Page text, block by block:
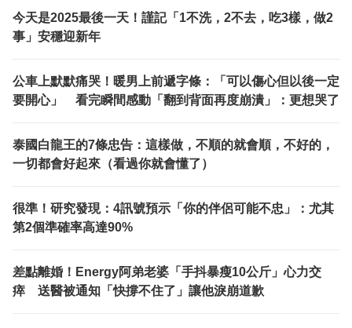
今天是2025最後一天！謹記「1不洗，2不去，吃3樣，做2
事」安穩迎新年
公車上默默痛哭！暖男上前遞字條：「可以傷心但以後一定
要開心」 看完瞬間感動「翻到背面再度崩潰」：更想哭了
泰國白龍王的7條忠告：這樣做，不順的就會順，不好的，
一切都會好起來（看過你就會懂了）
很準！研究發現：4訊號預示「你的伴侶可能不忠」：尤其
第2個準確率高達90%
差點離婚！Energy阿弟老婆「手抖暴瘦10公斤」心力交
瘁 送醫被通知「快撐不住了」讓他淚崩道歉